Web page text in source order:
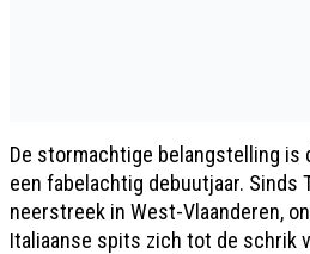
De stormachtige belangstelling is
een fabelachtig debuutjaar. Sinds
neerstreek in West-Vlaanderen,
Italiaanse spits zich tot de schrik